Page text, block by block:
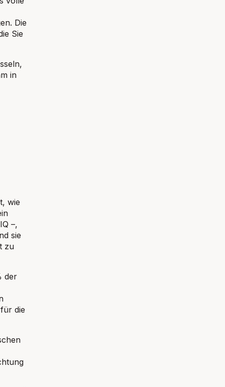
Die
Sie
in
wie
–,
sie
zu
der
die